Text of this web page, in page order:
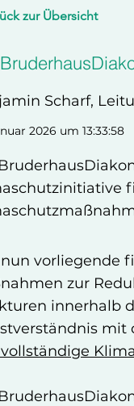
zur Übersicht
Scharf,
2026 um 13:33:58
nun vorliegende
zur
innerhalb
mit
vollständige